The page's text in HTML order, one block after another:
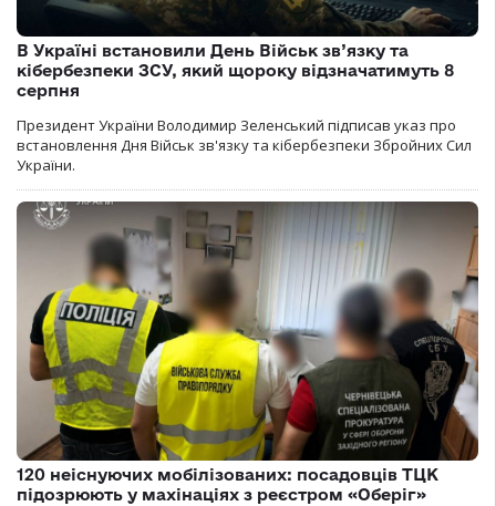
В Україні встановили День Військ зв’язку та
кібербезпеки ЗСУ, який щороку відзначатимуть 8
серпня
Президент України Володимир Зеленський підписав указ про
встановлення Дня Військ зв'язку та кібербезпеки Збройних Сил
України.
120 неіснуючих мобілізованих: посадовців ТЦК
підозрюють у махінаціях з реєстром «Оберіг»